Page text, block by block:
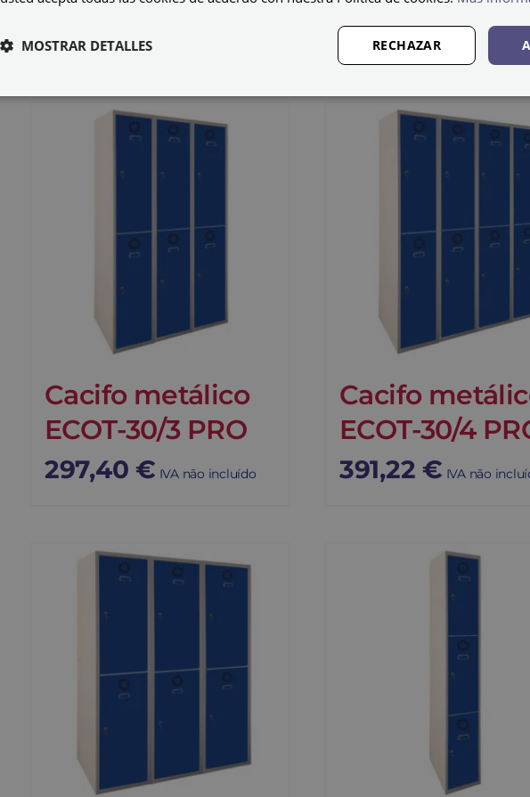
356,12€ IVA não
Cacifo metálico
ECOT-30/3 PRO
297,40 € IVA não incluído
Cacifo
ECOT-30/4
391,22 € IVA não
RECHAZAR
MOSTRAR DETALLES